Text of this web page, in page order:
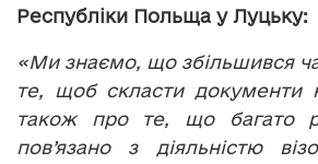
Республіки Польща у Луцьку:
«Ми знаємо, що збільшився
те, щоб скласти документи
також про те, що багато
пов’язано з діяльністю